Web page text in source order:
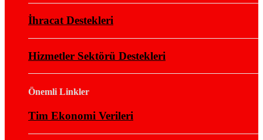
İhracat Destekleri
Hizmetler Sektörü Destekleri
Önemli Linkler
Tim Ekonomi Verileri